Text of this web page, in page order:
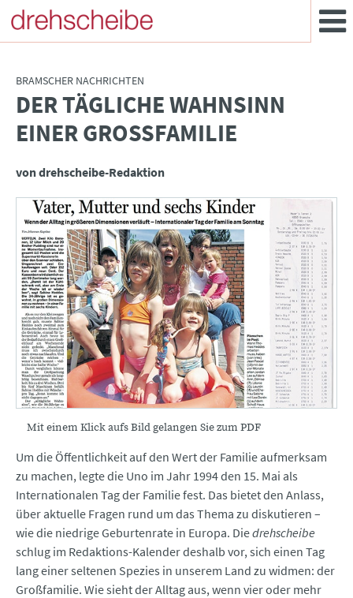
BRAMSCHER NACHRICHTEN
:DER TÄGLICHE WAHNSINN
EINER GROSSFAMILIE
von drehscheibe-Redaktion
Mit einem Klick aufs Bild gelangen Sie zum PDF
Um die Öffentlichkeit auf den Wert der Familie aufmerksam
zu machen, legte die Uno im Jahr 1994 den 15. Mai als
Internationalen Tag der Familie fest. Das bietet den Anlass,
über aktuelle Fragen rund um das Thema zu diskutieren –
wie die niedrige Geburtenrate in Europa. Diedrehscheibe
schlug im Redaktions-Kalender deshalb vor, sich einen Tag
lang einer seltenen Spezies in unserem Land zu widmen: der
Großfamilie. Wie sieht der Alltag aus, wenn vier oder mehr